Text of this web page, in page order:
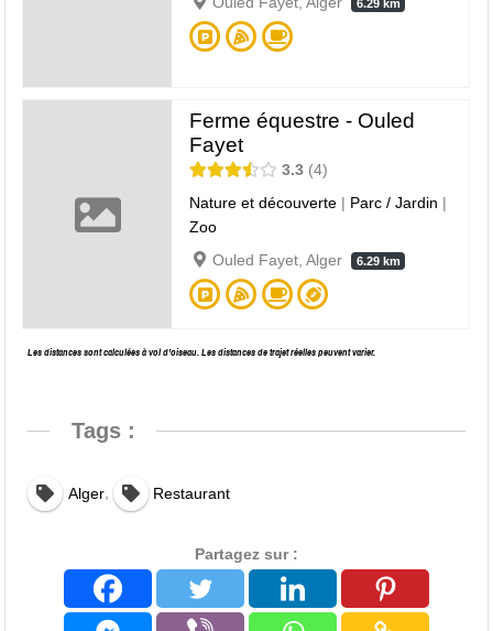
6.29 km
Ferme équestre - Ouled
Fayet
3.3 4
Nature et découverte | Parc / Jardin |
Zoo
Ouled Fayet, Alger
6.29 km
Les distances sont calculées à vol d’oiseau. Les distances de trajet réelles peuvent varier.
Tags :
Alger, Restaurant
Partagez sur :